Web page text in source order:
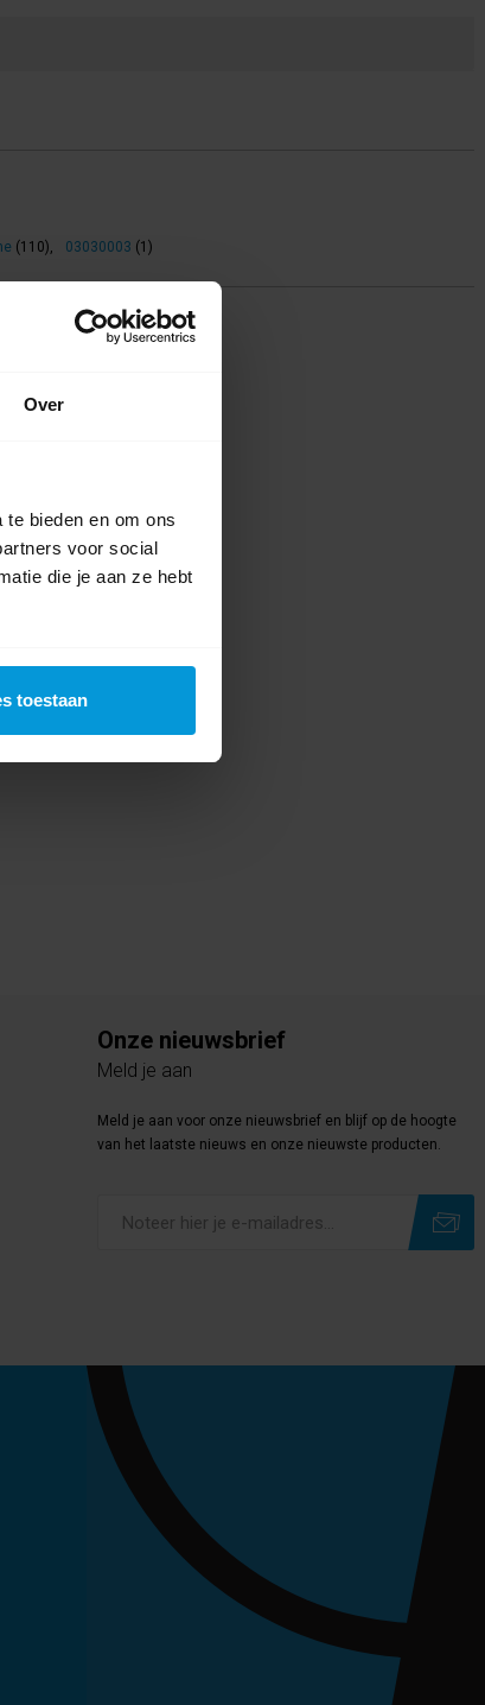
Over
bieden en om ons
voor social
die je aan ze hebt
toestaan
(110), 03030003 (1)
Onze nieuwsbrief
Meld je aan
Meld je aan voor onze nieuwsbrief en blijf op de hoogte
van het laatste nieuws en onze nieuwste producten.